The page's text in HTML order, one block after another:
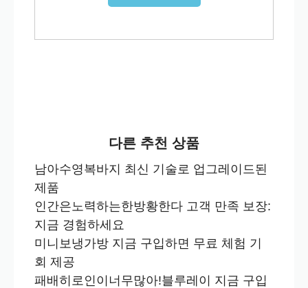
다른 추천 상품
남아수영복바지 최신 기술로 업그레이드된
제품
인간은노력하는한방황한다 고객 만족 보장:
지금 경험하세요
미니보냉가방 지금 구입하면 무료 체험 기
회 제공
패배히로인이너무많아!블루레이 지금 구입